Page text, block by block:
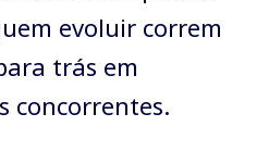
evoluir correm
trás em
concorrentes.